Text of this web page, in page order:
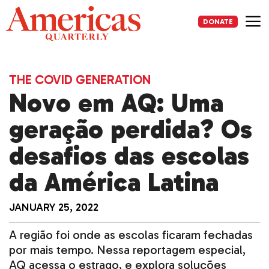
Skip
to
content
DONATE
THE COVID GENERATION
Novo em AQ: Uma
geração perdida? Os
desafios das escolas
da América Latina
JANUARY 25, 2022
A região foi onde as escolas ficaram fechadas
por mais tempo. Nessa reportagem especial,
AQ acessa o estrago, e explora soluções